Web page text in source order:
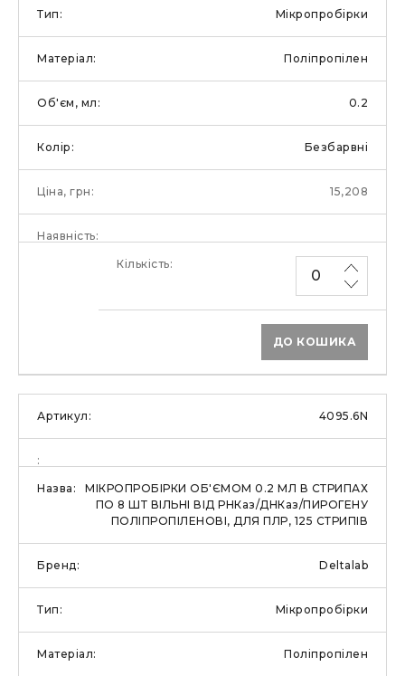
Мікропробірки
Поліпропілен
0.2
Безбарвні
15,208
ДО КОШИКА
4095.6N
МІКРОПРОБІРКИ ОБ'ЄМОМ 0.2 МЛ В СТРИПАХ
ПО 8 ШТ ВІЛЬНІ ВІД РНКаз/ДНКаз/ПИРОГЕНУ
ПОЛІПРОПІЛЕНОВІ, ДЛЯ ПЛР, 125 СТРИПІВ
Deltalab
Мікропробірки
Поліпропілен